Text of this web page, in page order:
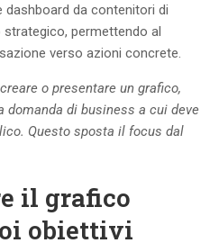
da contenitori di
permettendo al
verso azioni concrete.
o presentare un grafico,
di business a cui deve
Questo sposta il focus dal
il grafico
obiettivi